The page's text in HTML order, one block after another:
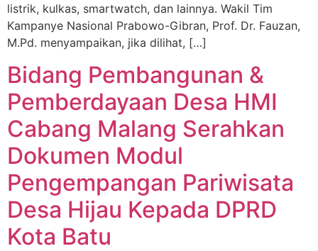
listrik, kulkas, smartwatch, dan lainnya. Wakil Tim
Kampanye Nasional Prabowo-Gibran, Prof. Dr. Fauzan,
M.Pd. menyampaikan, jika dilihat, […]
Bidang Pembangunan &
Pemberdayaan Desa HMI
Cabang Malang Serahkan
Dokumen Modul
Pengempangan Pariwisata
Desa Hijau Kepada DPRD
Kota Batu